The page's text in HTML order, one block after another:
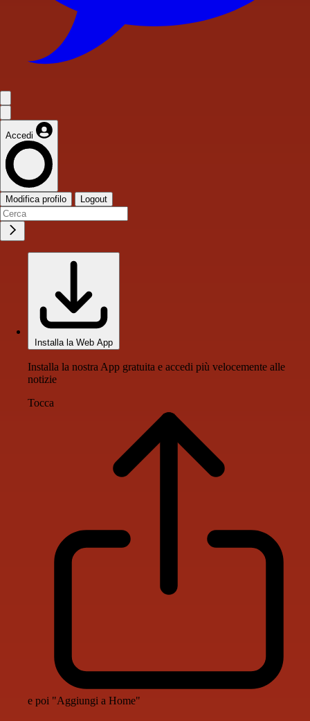
Accedi
Modifica profilo Logout
Installa la Web App
Installa la nostra App gratuita e accedi più velocemente alle
notizie
Tocca
e poi "Aggiungi a Home"